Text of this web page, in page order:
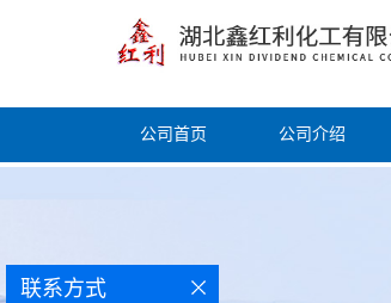
公司首页 公司介绍
联系方式